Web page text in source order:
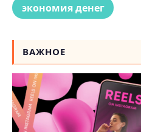
экономия денег
ВАЖНОЕ